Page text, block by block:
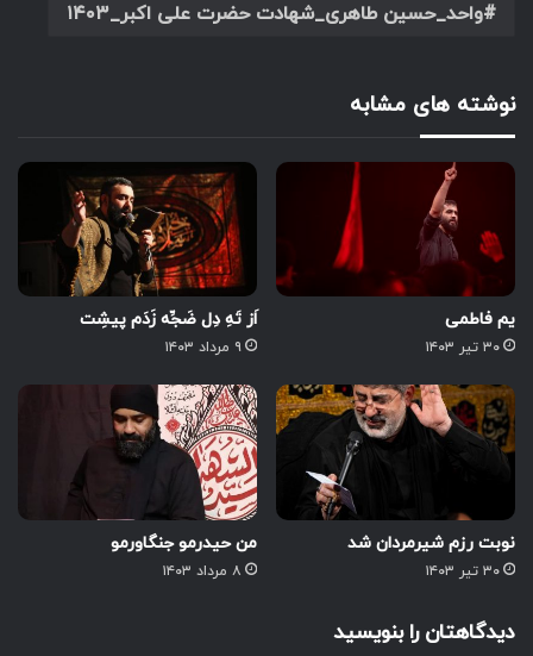
واحد_حسین طاهری_شهادت حضرت علی اکبر_۱۴۰۳
نوشته های مشابه
یم فاطمی
۳۰ تیر ۱۴۰۳
اَز تَهِ دِل ضَجِّه زَدَم پیشِت
۹ مرداد ۱۴۰۳
نوبت رزم شیرمردان شد
۳۰ تیر ۱۴۰۳
من حیدرمو جنگاورمو
۸ مرداد ۱۴۰۳
دیدگاهتان را بنویسید